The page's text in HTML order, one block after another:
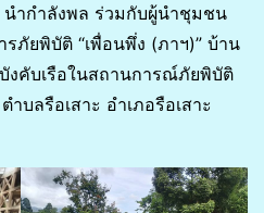
ำกำลังพล ร่วมกับผู้นำชุมชน
รภัยพิบัติ “เพื่อนพึ่ง (ภาฯ)” บ้าน
งคับเรือในสถานการณ์ภัยพิบัติ
บลรือเสาะ อำเภอรือเสาะ